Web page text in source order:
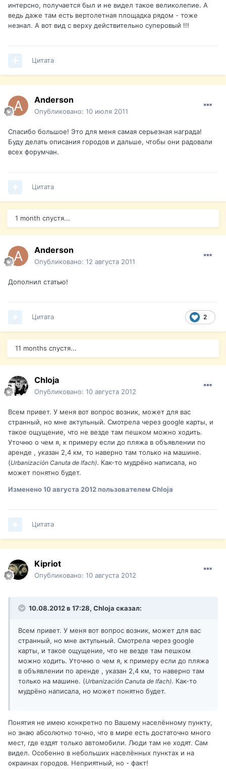
интерсно, получается был и не видел такое великолепие. А
ведь даже там есть вертолетная площадка рядом - тоже
незнал. А вот вид с верху действительно суперовый !!!
Цитата
Anderson
Опубликовано: 10 июля 2011
Спасибо большое! Это для меня самая серьезная награда!
Буду делать описания городов и дальше, чтобы они радовали
всех форумчан.
Цитата
1 month спустя...
Anderson
Опубликовано: 12 августа 2011
Дополнил статью!
2
Цитата
11 months спустя...
Chloja
Опубликовано: 10 августа 2012
Всем привет. У меня вот вопрос возник, может для вас
странный, но мне актульный. Смотрела через googlе карты, и
такое ощущение, что не везде там пешком можно ходить.
Уточню о чем я, к примеру если до пляжа в объявлении по
аренде , указан 2,4 км, то наверно там только на машине.
(Urbanización Canuta de Ifach). Как-то мудрёно написала, но
может понятно будет.
Изменено10 августа 2012пользователем Chloja
Цитата
Kipriot
Опубликовано: 10 августа 2012
10.08.2012 в 17:28, Chloja сказал:
Всем привет. У меня вот вопрос возник, может для вас
странный, но мне актульный. Смотрела через googlе
карты, и такое ощущение, что не везде там пешком
можно ходить. Уточню о чем я, к примеру если до пляжа
в объявлении по аренде , указан 2,4 км, то наверно там
только на машине. (Urbanización Canuta de Ifach). Как-то
мудрёно написала, но может понятно будет.
Понятия не имею конкретно по Вашему населённому пункту,
но знаю абсолютно точно, что в мире есть достаточно много
мест, где ездят только автомобили. Люди там не ходят. Сам
видел. Особенно в небольших населённых пунктах и на
окраинах городов. Неприятный, но - факт!